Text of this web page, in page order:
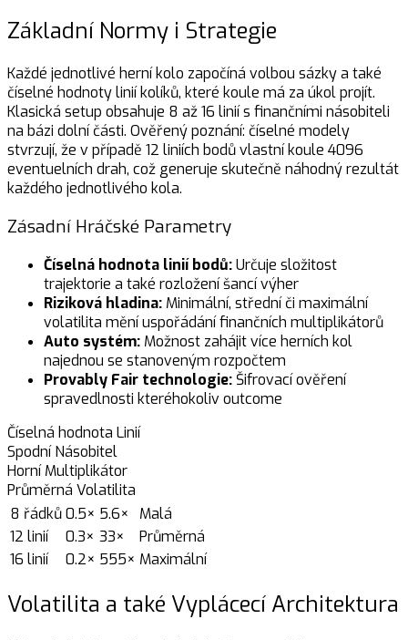
Základní Normy i Strategie
Každé jednotlivé herní kolo započíná volbou sázky a také
číselné hodnoty linií kolíků, které koule má za úkol projít.
Klasická setup obsahuje 8 až 16 linií s finančními násobiteli
na bázi dolní části. Ověřený poznání: číselné modely
stvrzují, že v případě 12 liniích bodů vlastní koule 4096
eventuelních drah, což generuje skutečně náhodný rezultát
každého jednotlivého kola.
Zásadní Hráčské Parametry
Číselná hodnota linií bodů:Určuje složitost
trajektorie a také rozložení šancí výher
Riziková hladina: Minimální, střední či maximální
volatilita mění uspořádání finančních multiplikátorů
Auto systém: Možnost zahájit více herních kol
najednou se stanoveným rozpočtem
Provably Fair technologie: Šifrovací ověření
spravedlnosti kteréhokoliv outcome
Číselná hodnota Linií
Spodní Násobitel
Horní Multiplikátor
Průměrná Volatilita
8 řádků0.5× 5.6×
Malá
12 linií
0.3× 33×
Průměrná
16 linií
0.2× 555× Maximální
Volatilita a také Vyplácecí Architektura